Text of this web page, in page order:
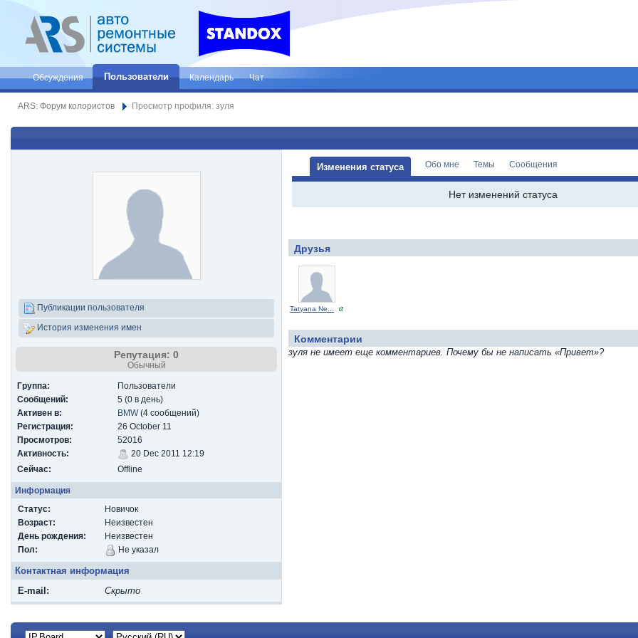
Обсуждения Пользователи Календарь Чат
ARS: Форум колористов Просмотр профиля: зуля
Публикации пользователя
История изменения имен
Репутация: 0
Обычный
Группа:
Пользователи
Сообщений:
5 (0 в день)
Активен в:
BMW(4 сообщений)
Регистрация:
26 October 11
Просмотров:
52016
Активность:
20 Dec 2011 12:19
Сейчас:
Offline
Информация
Статус:
Новичок
Возраст:
Неизвестен
День рождения:
Неизвестен
Пол:
Не указал
Контактная информация
E-mail:
Скрыто
Изменения статуса Обо мне Темы Сообщения
Нет изменений статуса
Друзья
Tatyana Ne...
Комментарии
зуля не имеет еще комментариев. Почему бы не написать «Привет»?